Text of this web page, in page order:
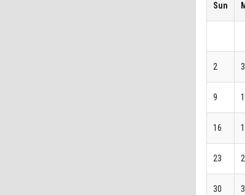
Sun
2 3
9
16
23
30